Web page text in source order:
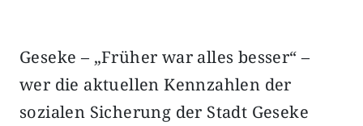
Geseke – „Früher war alles besser“ –
wer die aktuellen Kennzahlen der
sozialen Sicherung der Stadt Geseke